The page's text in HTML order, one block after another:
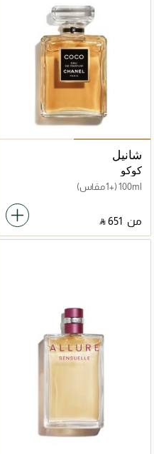
شانيل
كوكو
100ml (+1 مقاس)
من ‎ ⃁ ⁦651⁩ ‎